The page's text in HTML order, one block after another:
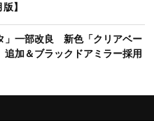
】
」一部改良 新色「クリアベー
追加＆ブラックドアミラー採用